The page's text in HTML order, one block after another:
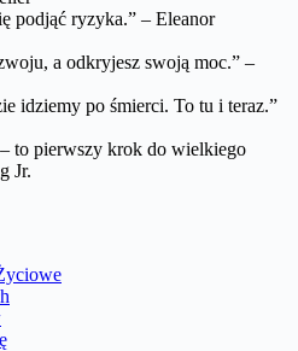
podjąć ryzyka.” – Eleanor
a odkryjesz swoją moc.” –
idziemy po śmierci. To tu i teraz.”
to pierwszy krok do wielkiego
Jr.